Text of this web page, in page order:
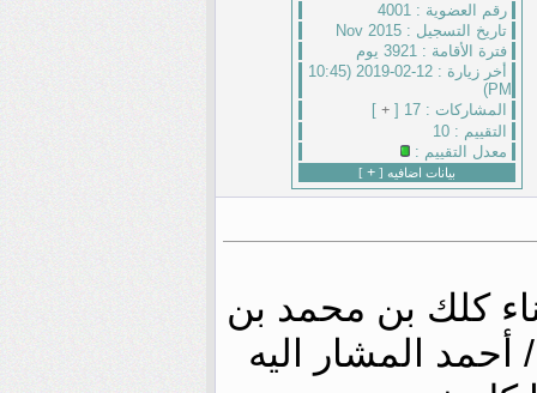
رقم العضوية : 4001
تاريخ التسجيل : Nov 2015
فترة الأقامة : 3921 يوم
أخر زيارة :
12-02-2019 (10:45
PM)
المشاركات : 17 [
+
]
التقييم : 10
معدل التقييم :
بيانات اضافيه [ +
]
كلك بن محمد بن
أحمد المشار اليه